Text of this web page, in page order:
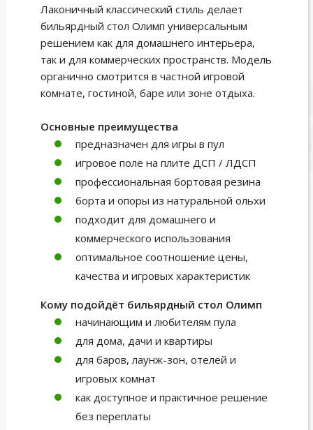
Лаконичный классический стиль делает
бильярдный стол Олимп универсальным
решением как для домашнего интерьера,
так и для коммерческих пространств. Модель
органично смотрится в частной игровой
комнате, гостиной, баре или зоне отдыха.
Основные преимущества
предназначен для игры в пул
игровое поле на плите ДСП / ЛДСП
профессиональная бортовая резина
борта и опоры из натуральной ольхи
подходит для домашнего и
коммерческого использования
оптимальное соотношение цены,
качества и игровых характеристик
Кому подойдёт бильярдный стол Олимп
начинающим и любителям пула
для дома, дачи и квартиры
для баров, лаунж-зон, отелей и
игровых комнат
как доступное и практичное решение
без переплаты